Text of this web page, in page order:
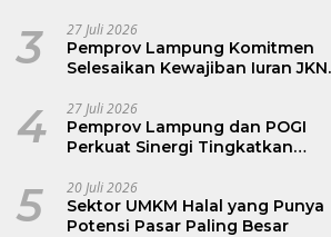
3 27 Juli 2026
Pemprov Lampung Komitmen
Selesaikan Kewajiban Iuran JKN
Kepesertaan BPJS Kesehatan
4 27 Juli 2026
Pemprov Lampung dan POGI
Perkuat Sinergi Tingkatkan
5 20 Juli 2026
Sektor UMKM Halal yang Punya
Potensi Pasar Paling Besar